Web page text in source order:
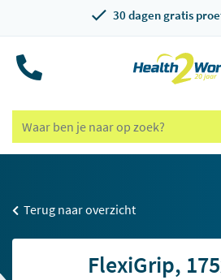
30 dagen gratis
Terug naar overzicht
FlexiGrip,